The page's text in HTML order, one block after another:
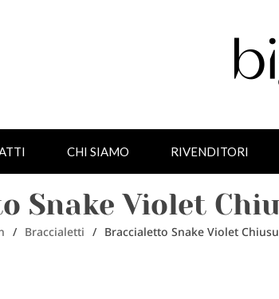
CHI SIAMO RIVENDITORI
Snake Violet
/ Braccialetti / Braccialetto Snake Violet